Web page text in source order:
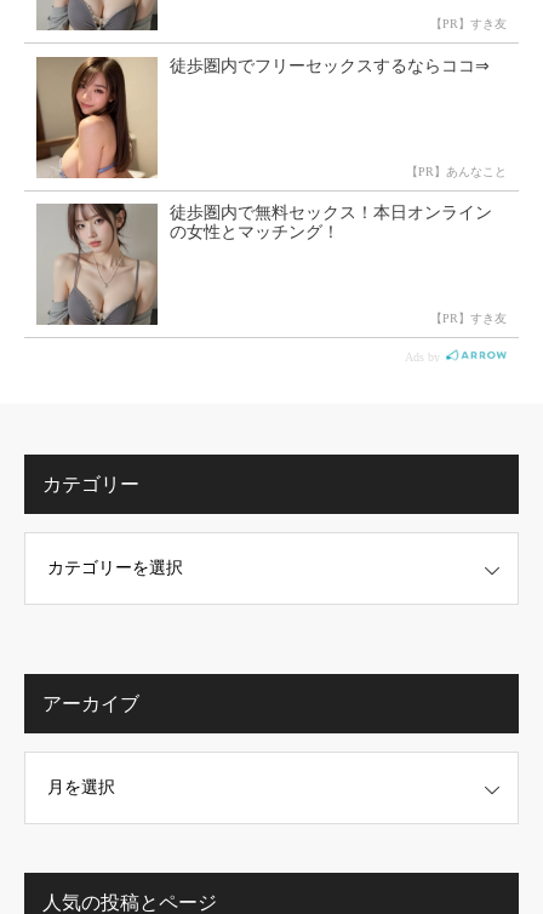
カテゴリー
アーカイブ
人気の投稿とページ